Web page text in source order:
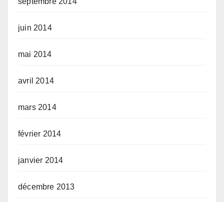
juin 2014
mai 2014
avril 2014
mars 2014
février 2014
janvier 2014
décembre 2013